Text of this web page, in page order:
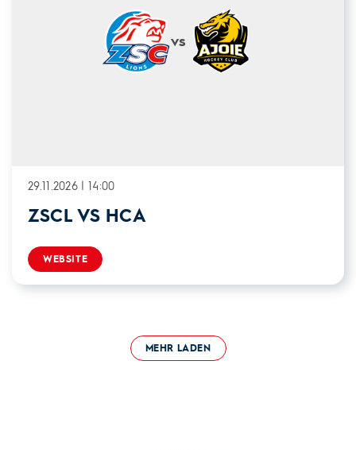
vs
29.11.2026 | 14:00
ZSCL VS HCA
WEBSITE
MEHR LADEN